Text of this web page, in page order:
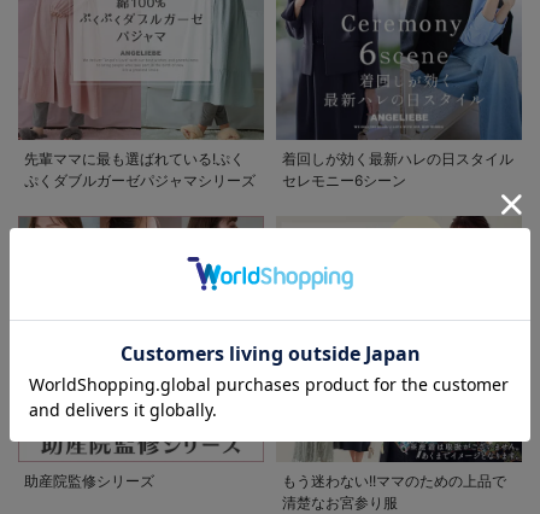
先輩ママに最も選ばれている!ぷく
ぷくダブルガーゼパジャマシリーズ
着回しが効く最新ハレの日スタイル
セレモニー6シーン
助産院監修シリーズ
もう迷わない!!ママのための上品で
清楚なお宮参り服
お気に入り商品を確認する